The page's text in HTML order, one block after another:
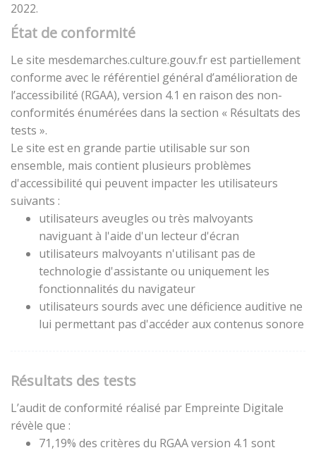
2022.
État de conformité
Le site mesdemarches.culture.gouv.fr est partiellement
conforme avec le référentiel général d’amélioration de
l’accessibilité (RGAA), version 4.1 en raison des non-
conformités énumérées dans la section « Résultats des
tests ».
Le site est en grande partie utilisable sur son
ensemble, mais contient plusieurs problèmes
d'accessibilité qui peuvent impacter les utilisateurs
suivants :
utilisateurs aveugles ou très malvoyants
naviguant à l'aide d'un lecteur d'écran
utilisateurs malvoyants n'utilisant pas de
technologie d'assistante ou uniquement les
fonctionnalités du navigateur
utilisateurs sourds avec une déficience auditive ne
lui permettant pas d'accéder aux contenus sonore
Résultats des tests
L’audit de conformité réalisé par Empreinte Digitale
révèle que :
71,19% des critères du RGAA version 4.1 sont